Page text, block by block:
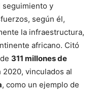
seguimiento y
según él,
la infraestructura,
africano. Citó
311 millones de
vinculados al
, como un ejemplo de